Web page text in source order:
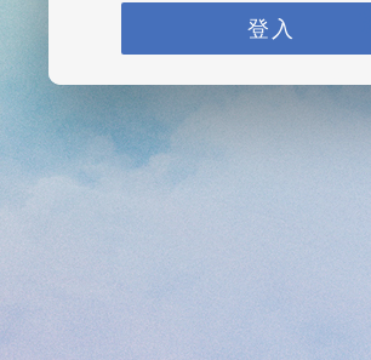
登入